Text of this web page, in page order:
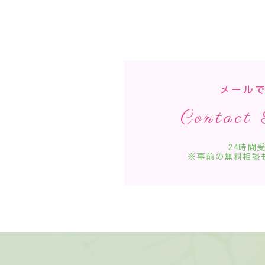
メール
Contact
24時間
※事前の無料相談